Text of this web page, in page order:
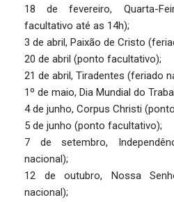
18 de fevereiro, Quarta-
facultativo até as 14h);
3 de abril, Paixão de Cristo
20 de abril (ponto facultativo);
21 de abril, Tiradentes (feriado
1º de maio, Dia Mundial do
4 de junho, Corpus Christi
5 de junho (ponto facultativo);
7 de setembro,
nacional);
12 de outubro, Nossa
nacional);